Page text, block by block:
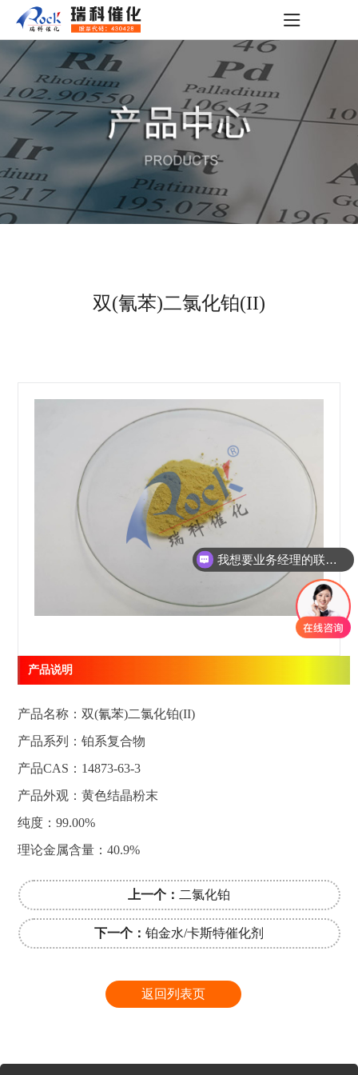
双(氰苯)二氯化铂(II)
产品说明
产品名称：双(氰苯)二氯化铂(II)
产品系列：铂系复合物
产品CAS：14873-63-3
产品外观：黄色结晶粉末
纯度：99.00%
理论金属含量：40.9%
上一个： 二氯化铂
下一个： 铂金水/卡斯特催化剂
返回列表页
我想要业务经理的联系方式